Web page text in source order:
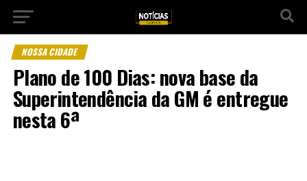
NOSSA CIDADE
Plano de 100 Dias: nova base da
Superintendência da GM é entregue
nesta 6ª